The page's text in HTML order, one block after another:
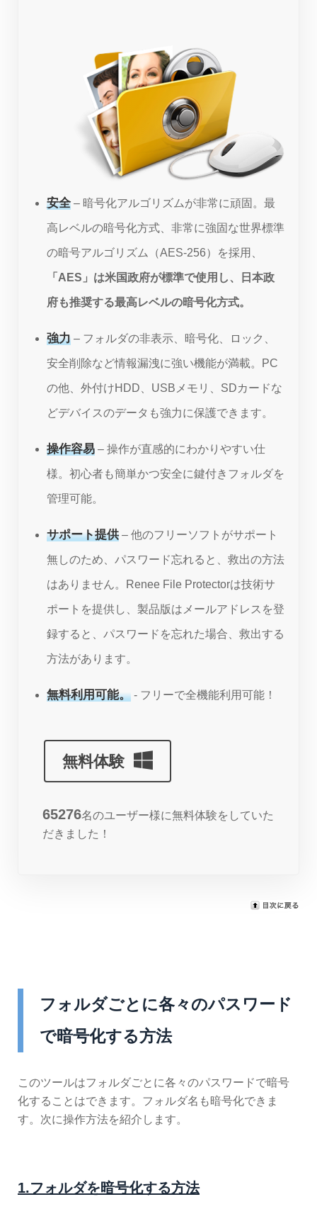
安全 – 暗号化アルゴリズムが非常に頑固。最
高レベルの暗号化方式、非常に強固な世界標準
の暗号アルゴリズム（AES-256）を採用、
「AES」は米国政府が標準で使用し、日本政
府も推奨する最高レベルの暗号化方式。
強力 – フォルダの非表示、暗号化、ロック、
安全削除など情報漏洩に強い機能が満載。PC
の他、外付けHDD、USBメモリ、SDカードな
どデバイスのデータも強力に保護できます。
操作容易 – 操作が直感的にわかりやすい仕
様。初心者も簡単かつ安全に鍵付きフォルダを
管理可能。
サポート提供 – 他のフリーソフトがサポート
無しのため、パスワード忘れると、救出の方法
はありません。Renee File Protectorは技術サ
ポートを提供し、製品版はメールアドレスを登
録すると、パスワードを忘れた場合、救出する
方法があります。
無料利用可能。 - フリーで全機能利用可能！
無料体験
65276名のユーザー様に無料体験をしていた
だきました！
フォルダごとに各々のパスワード
で暗号化する方法
このツールはフォルダごとに各々のパスワードで暗号
化することはできます。フォルダ名も暗号化できま
す。次に操作方法を紹介します。
1.フォルダを暗号化する方法